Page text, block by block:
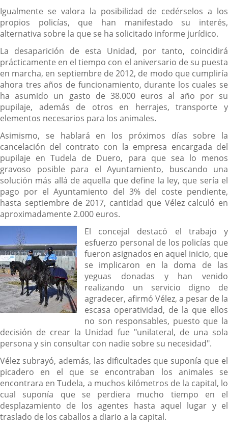
Igualmente se valora la posibilidad de cedérselos a los
propios policías, que han manifestado su interés,
alternativa sobre la que se ha solicitado informe jurídico.
La desaparición de esta Unidad, por tanto, coincidirá
prácticamente en el tiempo con el aniversario de su puesta
en marcha, en septiembre de 2012, de modo que cumpliría
ahora tres años de funcionamiento, durante los cuales se
ha asumido un gasto de 38.000 euros al año por su
pupilaje, además de otros en herrajes, transporte y
elementos necesarios para los animales.
Asimismo, se hablará en los próximos días sobre la
cancelación del contrato con la empresa encargada del
pupilaje en Tudela de Duero, para que sea lo menos
gravoso posible para el Ayuntamiento, buscando una
solución más allá de aquella que define la ley, que sería el
pago por el Ayuntamiento del 3% del coste pendiente,
hasta septiembre de 2017, cantidad que Vélez calculó en
aproximadamente 2.000 euros.
El concejal destacó el trabajo y
esfuerzo personal de los policías que
fueron asignados en aquel inicio, que
se implicaron en la doma de las
yeguas donadas y han venido
realizando un servicio digno de
agradecer, afirmó Vélez, a pesar de la
escasa operatividad, de la que ellos
no son responsables, puesto que la
decisión de crear la Unidad fue "unilateral, de una sola
persona y sin consultar con nadie sobre su necesidad".
Vélez subrayó, además, las dificultades que suponía que el
picadero en el que se encontraban los animales se
encontrara en Tudela, a muchos kilómetros de la capital, lo
cual suponía que se perdiera mucho tiempo en el
desplazamiento de los agentes hasta aquel lugar y el
traslado de los caballos a diario a la capital.